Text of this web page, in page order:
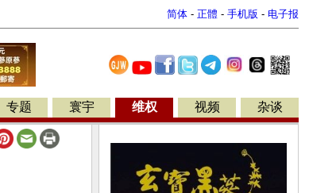
简体 - 正體 - 手机版 - 电子报
专题 寰宇 维权 视频 杂谈